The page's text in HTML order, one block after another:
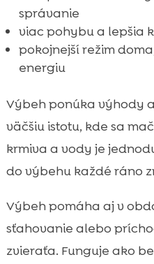
správanie
viac pohybu a lepšia
pokojnejší režim
energiu
Výbeh ponúka výhody
väčšiu istotu, kde sa
krmiva a vody je
do výbehu každé ráno
Výbeh pomáha aj v
sťahovanie alebo
zvieraťa. Funguje ako